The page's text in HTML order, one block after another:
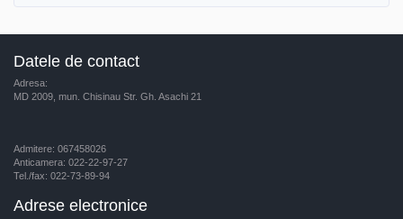
Datele de contact
Adresa:
MD 2009, mun. Chisinau Str. Gh. Asachi 21
Admitere: 067458026
Anticamera: 022-22-97-27
Tel./fax: 022-73-89-94
Adrese electronice